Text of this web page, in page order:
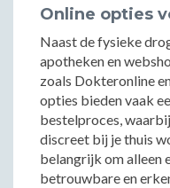
Online opties
Naast de fysieke
apotheken en
zoals Dokteronline
opties bieden vaak
bestelproces,
discreet bij je thuis
belangrijk om alleen
betrouwbare en